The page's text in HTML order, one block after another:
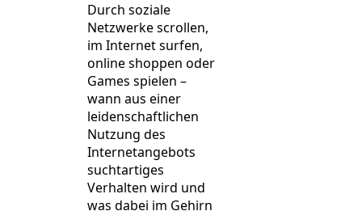
Durch soziale
Netzwerke scrollen,
im Internet surfen,
online shoppen oder
Games spielen –
wann aus einer
leidenschaftlichen
Nutzung des
Internetangebots
suchtartiges
Verhalten wird und
was dabei im Gehirn